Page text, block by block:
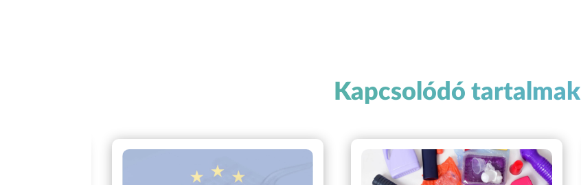
Kapcsolódó tartalmak